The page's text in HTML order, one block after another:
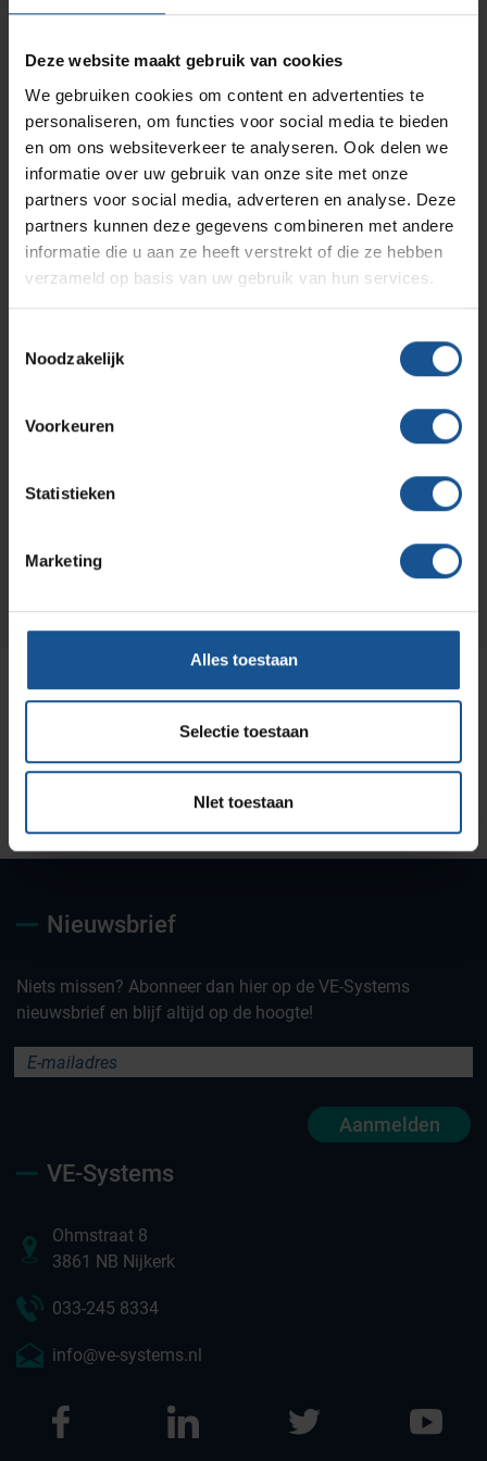
Deze website maakt gebruik van cookies
We gebruiken cookies om content en advertenties te
personaliseren, om functies voor social media te bieden
en om ons websiteverkeer te analyseren. Ook delen we
informatie over uw gebruik van onze site met onze
partners voor social media, adverteren en analyse. Deze
partners kunnen deze gegevens combineren met andere
informatie die u aan ze heeft verstrekt of die ze hebben
verzameld op basis van uw gebruik van hun services.
Noodzakelijk
Voorkeuren
Statistieken
Marketing
Alles toestaan
Selectie toestaan
NIet toestaan
Verzenden
Contact informatie
VE-Systems
info@ve-systems.nl
Maatwerk oplossingen
Nieuwsbrief
Niets missen? Abonneer dan hier op de VE-Systems
nieuwsbrief en blijf altijd op de hoogte!
Aanmelden
VE-Systems
Ohmstraat 8
3861 NB Nijkerk
033-245 8334
info@ve-systems.nl
Branches
Solutions
RVS Werkplekinrichting
Productlijnen
Medische afvalverpakkingen
Infectiepreventie en hygiëne
Assortiment
Onze merken
Hammerlit
Septodry
Metro
Zarges
Contact
Ons team
Klantcases
Vacatures